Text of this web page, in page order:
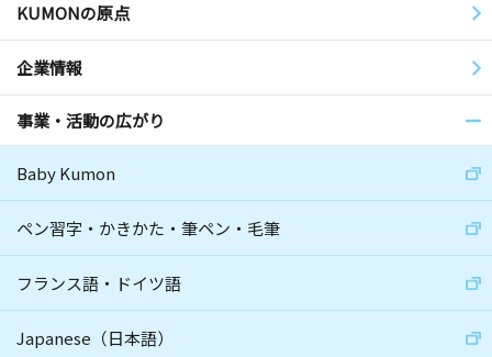
KUMONの原点
企業情報
事業・活動の広がり
Baby Kumon
ペン習字・かきかた・筆ペン・毛筆
フランス語・ドイツ語
Japanese（日本語）